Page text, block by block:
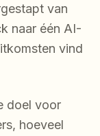
van
naar één AI-
vind
doel voor
hoeveel